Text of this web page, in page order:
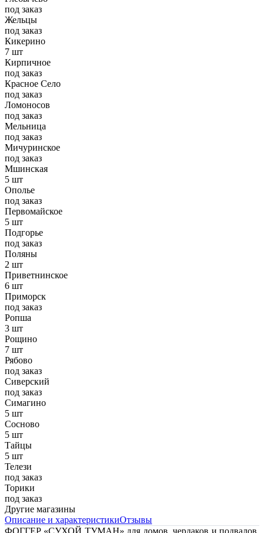
под заказ
Жельцы
под заказ
Кикерино
7 шт
Кирпичное
под заказ
Красное Село
под заказ
Ломоносов
под заказ
Мельница
под заказ
Мичуринское
под заказ
Мшинская
5 шт
Ополье
под заказ
Первомайское
5 шт
Подгорье
под заказ
Поляны
2 шт
Приветнинское
6 шт
Приморск
под заказ
Ропша
3 шт
Рощино
7 шт
Рябово
под заказ
Сиверский
под заказ
Симагино
5 шт
Сосново
5 шт
Тайцы
5 шт
Телези
под заказ
Торики
под заказ
Другие магазины
Описание и характеристикиОтзывы